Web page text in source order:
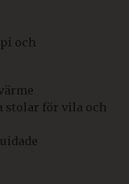
och
stolar för vila och